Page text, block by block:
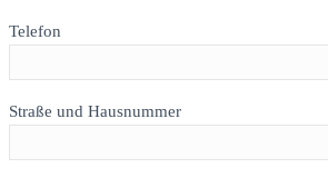
Telefon
Straße und Hausnummer